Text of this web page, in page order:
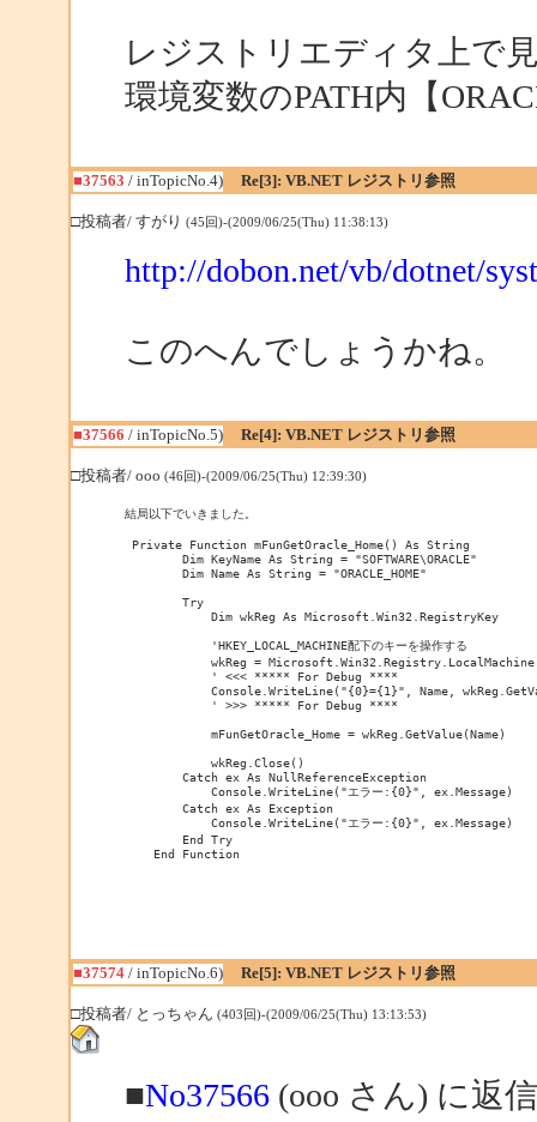
レジストリエディタ上で
環境変数のPATH内【
■37563 / inTopicNo.4) Re[3]: VB.NET レジストリ参照
□投稿者/ すがり (45回)-(2009/06/25(Thu) 11:38:13)
http://dobon.net/vb/dotnet/
このへんでしょうかね。
■37566 / inTopicNo.5) Re[4]: VB.NET レジストリ参照
□投稿者/ ooo (46回)-(2009/06/25(Thu) 12:39:30)
結局以下でいきました。
Private Function mFunGetOracle_Home() As String
        Dim KeyName As String = "SOFTWARE\ORACLE"
        Dim Name As String = "ORACLE_HOME"
        Try
            Dim wkReg As Microsoft.Win32.RegistryKey
            'HKEY_LOCAL_MACHINE配下のキーを操作する
wkReg =
            ' <<< ***** For Debug ****
Console.WriteLine("{0}={1}", Name,
            ' >>> ***** For Debug ****
            mFunGetOracle_Home = wkReg.GetValue(Name)
            wkReg.Close()
        Catch ex As NullReferenceException
            Console.WriteLine("エラー:{0}", ex.Message)
        Catch ex As Exception
            Console.WriteLine("エラー:{0}", ex.Message)
        End Try
    End Function
■37574/ inTopicNo.6) Re[5]: VB.NET レジストリ参照
□投稿者/ とっちゃん (403回)-(2009/06/25(Thu) 13:13:53)
■No37566(ooo さん) に返信